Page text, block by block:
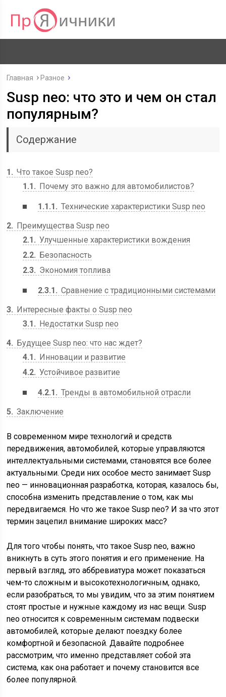
Главная Разное
Susp neo: что это и чем он стал
популярным?
Содержание
1
Что такое Susp neo?
1.1
Почему это важно для автомобилистов?
1.1.1
Технические характеристики Susp neo
2
Преимущества Susp neo
2.1
Улучшенные характеристики вождения
2.2
Безопасность
2.3
Экономия топлива
2.3.1
Сравнение с традиционными системами
3
Интересные факты о Susp neo
3.1
Недостатки Susp neo
4
Будущее Susp neo: что нас ждет?
4.1
Инновации и развитие
4.2 Устойчивое развитие
4.2.1
Тренды в автомобильной отрасли
5 Заключение
В современном мире технологий и средств
передвижения, автомобилей, которые управляются
интеллектуальными системами, становятся все более
актуальными. Среди них особое место занимает Susp
neo — инновационная разработка, которая, казалось бы,
способна изменить представление о том, как мы
передвигаемся. Но что же такое Susp neo? И за что этот
термин зацепил внимание широких масс?
Для того чтобы понять, что такое Susp neo, важно
вникнуть в суть этого понятия и его применение. На
первый взгляд, это аббревиатура может показаться
чем-то сложным и высокотехнологичным, однако,
если разобраться, то мы увидим, что за этим понятием
стоят простые и нужные каждому из нас вещи. Susp
neo относится к современным системам подвески
автомобилей, которые делают поездку более
комфортной и безопасной. Давайте подробнее
рассмотрим, что именно представляет собой эта
система, как она работает и почему становится все
более популярной.